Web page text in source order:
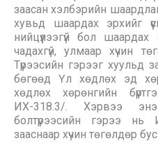
заасан хэлбэрийн
хувьд шаардах эрхийг
нийцүүлээгүй бол шаардах
чадахгүй, улмаар хүчин
Түрээсийн гэрээг хуульд
бөгөөд Үл хөдлөх эд
хөдлөх хөрөнгийн
ИХ-318.3/. Хэрвээ энэ
болтүрээсийн гэрээ нь
зааснаар хүчин төгөлдөр